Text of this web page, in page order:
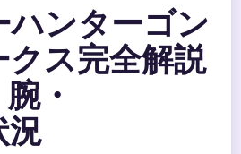
ンターゴン
クス完全解説
・
況